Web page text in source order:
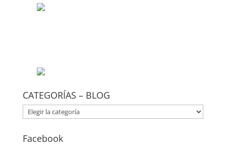
CATEGORÍAS – BLOG
CATEGORÍAS
–
Facebook